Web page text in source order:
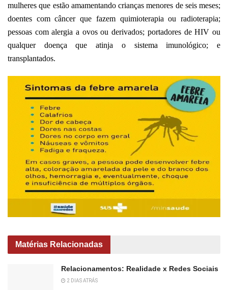
mulheres que estão amamentando crianças menores de seis meses;
doentes com câncer que fazem quimioterapia ou radioterapia;
pessoas com alergia a ovos ou derivados; portadores de HIV ou
qualquer doença que atinja o sistema imunológico; e
transplantados.
Matérias Relacionadas
Relacionamentos: Realidade x Redes Sociais
2 DIAS ATRÁS